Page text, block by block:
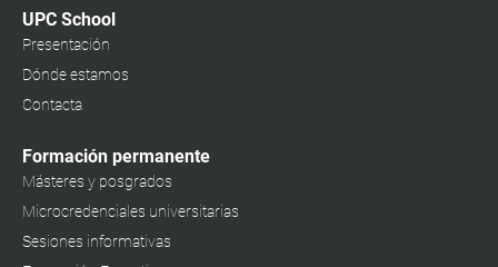
UPC School
Presentación
Dónde estamos
Contacta
Formación permanente
Másteres y posgrados
Microcredenciales universitarias
Sesiones informativas